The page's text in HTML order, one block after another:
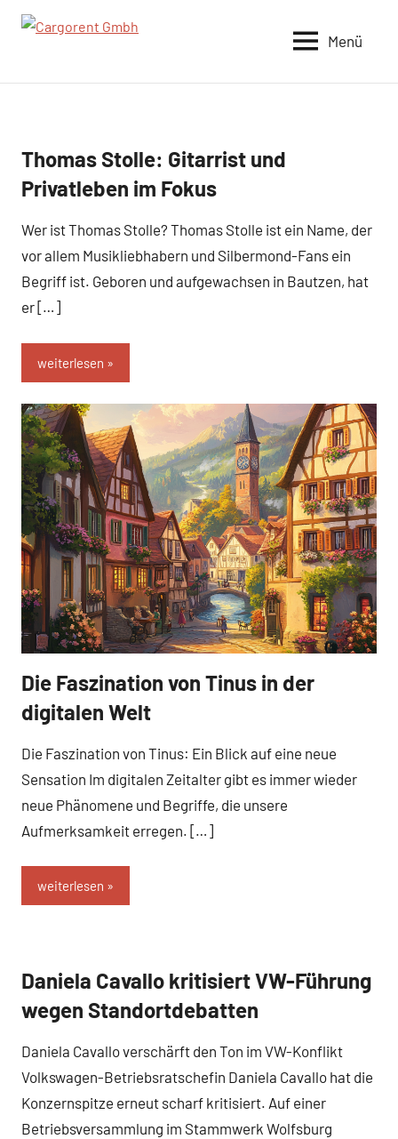
Zum
Gmbh
Menü
Business
und B2B
Thomas Stolle: Gitarrist und
Privatleben im Fokus
Wer ist Thomas Stolle? Thomas Stolle ist ein Name, der
vor allem Musikliebhabern und Silbermond-Fans ein
Begriff ist. Geboren und aufgewachsen in Bautzen, hat
er […]
weiterlesen
Business
und B2B
Die Faszination von Tinus in der
digitalen Welt
Die Faszination von Tinus: Ein Blick auf eine neue
Sensation Im digitalen Zeitalter gibt es immer wieder
neue Phänomene und Begriffe, die unsere
Aufmerksamkeit erregen. […]
weiterlesen
Business
Daniela Cavallo kritisiert VW-Führung
wegen Standortdebatten
Daniela Cavallo verschärft den Ton im VW-Konflikt
Volkswagen-Betriebsratschefin Daniela Cavallo hat die
Konzernspitze erneut scharf kritisiert. Auf einer
Betriebsversammlung im Stammwerk Wolfsburg